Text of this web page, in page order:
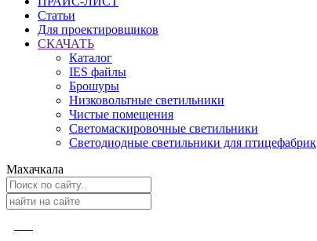
Статьи
Для проектировщиков
СКАЧАТЬ
Каталог
IES файлы
Брошуры
Низковольтные светильники
Чистые помещения
Светомаскировочные светильники
Светодиодные светильники для птицефабрик
Махачкала